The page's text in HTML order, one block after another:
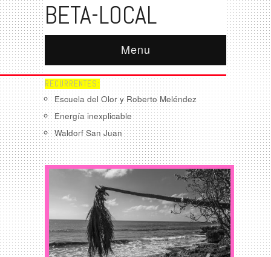
BETA-LOCAL
Menu
RECURRENTES:
Escuela del Olor y Roberto Meléndez
Energía inexplicable
Waldorf San Juan